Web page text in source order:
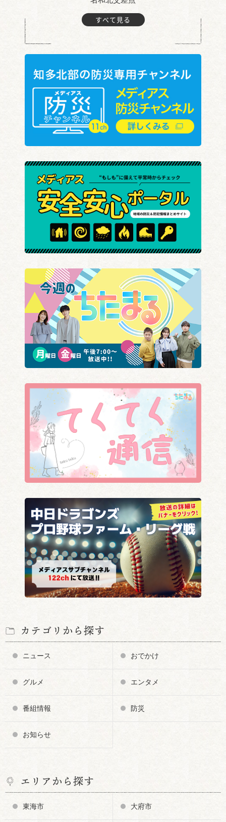
すべて見る
カテゴリから探す
ニュース おでかけ
グルメ エンタメ
番組情報 防災
お知らせ
エリアから探す
東海市 大府市